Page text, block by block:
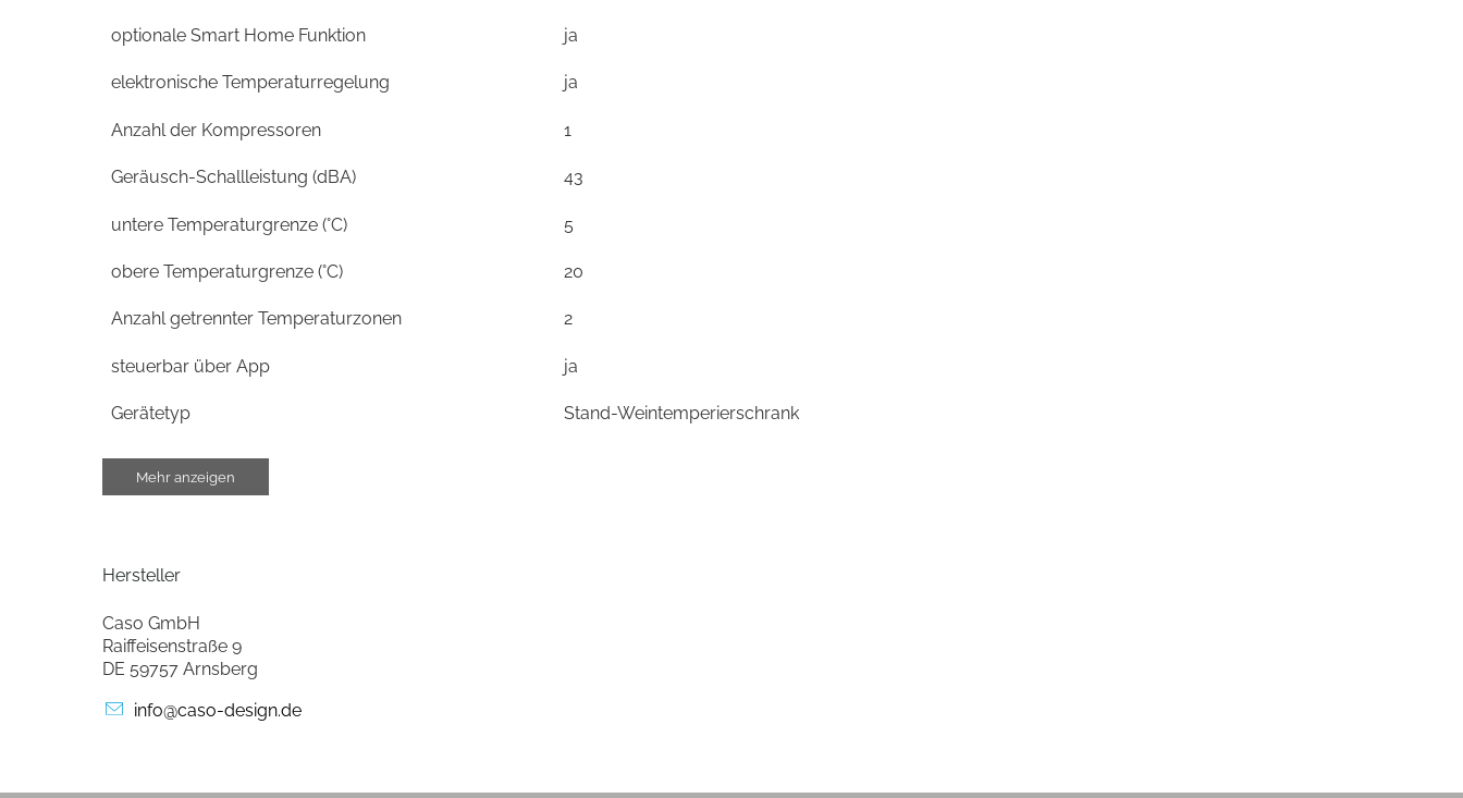
optionale Smart Home Funktion ja
elektronische Temperaturregelung ja
Anzahl der Kompressoren 1
Geräusch-Schallleistung (dBA) 43
untere Temperaturgrenze (°C) 5
obere Temperaturgrenze (°C) 20
Anzahl getrennter Temperaturzonen 2
steuerbar über App ja
Gerätetyp Stand-Weintemperierschrank
Bedienung
Art der Temperaturanzeige
Temperaturregler im Bedienungsbord
Gehäuse-Eigenschaften
Breite (cm)
Mehr anzeigen
Hersteller
Caso GmbH
Raiffeisenstraße 9
DE 59757 Arnsberg
info@caso-design.de